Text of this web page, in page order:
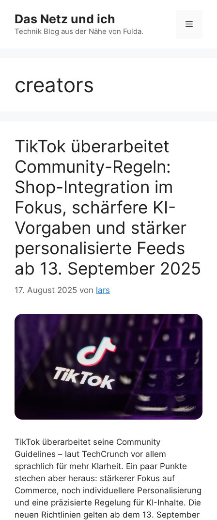
Inhalt
springen
Das Netz und ich
Technik Blog aus der Nähe von Fulda.
Menü
creators
TikTok überarbeitet
Community-Regeln:
Shop-Integration im
Fokus, schärfere KI-
Vorgaben und stärker
personalisierte Feeds
ab 13. September 2025
17. August 2025 von lars
TikTok überarbeitet seine Community
Guidelines – laut TechCrunch vor allem
sprachlich für mehr Klarheit. Ein paar Punkte
stechen aber heraus: stärkerer Fokus auf
Commerce, noch individuellere Personalisierung
und eine präzisierte Regelung für KI-Inhalte. Die
neuen Richtlinien gelten ab dem 13. September